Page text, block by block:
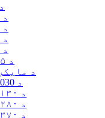
د 030 ډي سي هوا پمپ
د ۱۳۰ ډي سي هوا پمپ
د ۳۱۰ ډي سي هوا پمپ
د ۳۷۰ ډي سي هوا پمپ
د ۵۲۰ ډي سي هوا پمپ
د ۳۰۳۵ ډي سي هوا پمپ
د
د 030 ډي سي ویکیوم پمپ
د ۱۳۰ ډي سي ویکیوم پمپ
د ۲۸۰ ډي سي ویکیوم پمپ
د ۳۷۰ ډي سي ویکیوم پمپ